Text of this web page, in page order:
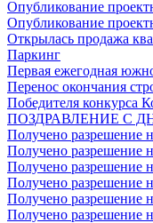
Опубликование
Опубликование
Открылась продажа
Паркинг
Первая ежегодная
Перенос окончания
Победителя конкурса
ПОЗДРАВЛЕНИЕ С
Получено разрешение
Получено разрешение
Получено разрешение
Получено разрешение
Получено разрешение
Получено разрешение